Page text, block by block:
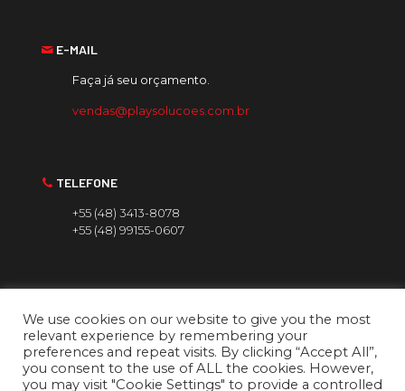
E-MAIL
Faça já seu orçamento.
vendas@playsolucoes.com.br
TELEFONE
+55 (48) 3413-8078
+55 (48) 99155-0607
We use cookies on our website to give you the most
relevant experience by remembering your
preferences and repeat visits. By clicking “Accept All”,
you consent to the use of ALL the cookies. However,
you may visit "Cookie Settings" to provide a controlled